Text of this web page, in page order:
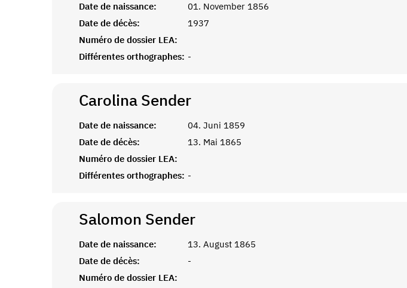
Date de naissance: 01. November 1856
Date de décès:
1937
Numéro de dossier LEA:
Différentes orthographes: -
Carolina Sender
Date de naissance: 04. Juni 1859
Date de décès:
13. Mai 1865
Numéro de dossier LEA:
Différentes orthographes: -
Salomon Sender
Date de naissance: 13. August 1865
Date de décès:
-
Numéro de dossier LEA: